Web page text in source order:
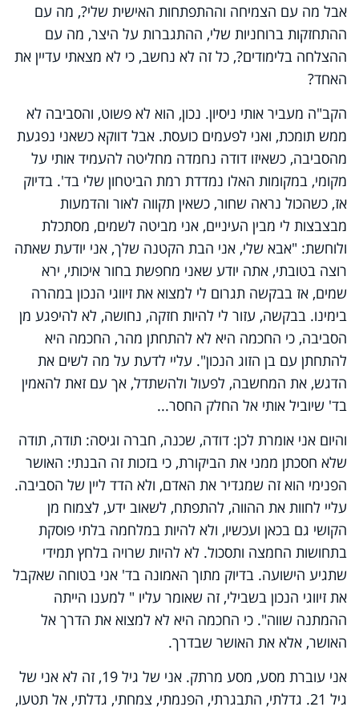
אבל מה עם הצמיחה וההתפתחות האישית שלי?, מה עם
ההתחזקות ברוחניות שלי, ההתגברות על היצר, מה עם
ההצלחה בלימודים?, כל זה לא נחשב, כי לא מצאתי עדיין את
האחד?
הקב"ה מעביר אותי ניסיון. נכון, הוא לא פשוט, והסביבה לא
ממש תומכת, ואני לפעמים כועסת. אבל דווקא כשאני נפגעת
מהסביבה, כשאיזו דודה נחמדה מחליטה להעמיד אותי על
מקומי, במקומות האלו נמדדת רמת הביטחון שלי בד'. בדיוק
אז, כשהכול נראה שחור, כשאין תקווה לאור והדמעות
מבצבצות לי מבין העיניים, אני מביטה לשמים, מסתכלת
ולוחשת: "אבא שלי, אני הבת הקטנה שלך, אני יודעת שאתה
רוצה בטובתי, אתה יודע שאני מחפשת בחור איכותי, ירא
שמים, אז בבקשה תגרום לי למצוא את זיווגי הנכון במהרה
בימינו. בבקשה, עזור לי להיות חזקה, נחושה, לא להיפגע מן
הסביבה, כי החכמה היא לא להתחתן מהר, החכמה היא
להתחתן עם בן הזוג הנכון". עליי לדעת על מה לשים את
הדגש, את המחשבה, לפעול ולהשתדל, אך עם זאת להאמין
בד' שיוביל אותי אל החלק החסר...
והיום אני אומרת לכן: דודה, שכנה, חברה וגיסה: תודה, תודה
שלא חסכתן ממני את הביקורת, כי בזכות זה הבנתי: האושר
הפנימי הוא זה שמגדיר את האדם, ולא הדד ליין של הסביבה.
עליי לחוות את ההווה, להתפתח, לשאוב ידע, לצמוח מן
הקושי גם בכאן ועכשיו, ולא להיות במלחמה בלתי פוסקת
בתחושות החמצה ותסכול. לא להיות שרויה בלחץ תמידי
שתגיע הישועה. בדיוק מתוך האמונה בד' אני בטוחה שאקבל
את זיווגי הנכון בשבילי, זה שאומר עליו " למענו הייתה
ההמתנה שווה". כי החכמה היא לא למצוא את הדרך אל
האושר, אלא את האושר שבדרך.
אני עוברת מסע, מסע מרתק. אני של גיל 19, זה לא אני של
גיל 21. גדלתי, התבגרתי, הפנמתי, צמחתי, גדלתי, אל תטעו,